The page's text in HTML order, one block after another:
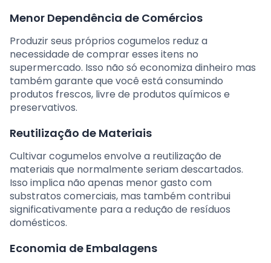
Menor Dependência de Comércios
Produzir seus próprios cogumelos reduz a
necessidade de comprar esses itens no
supermercado. Isso não só economiza dinheiro mas
também garante que você está consumindo
produtos frescos, livre de produtos químicos e
preservativos.
Reutilização de Materiais
Cultivar cogumelos envolve a reutilização de
materiais que normalmente seriam descartados.
Isso implica não apenas menor gasto com
substratos comerciais, mas também contribui
significativamente para a redução de resíduos
domésticos.
Economia de Embalagens